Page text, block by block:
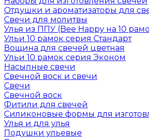
Отдушки и ароматизаторы для
Свечи для молитвы
Улья из ППУ (Bee Happy на 10
Ульи 10 рамок серия Стандарт
Вощина для свечей цветная
Ульи 10 рамок серия Эконом
Насыпные свечи
Свечной воск и свечи
Свечи
Свечной воск
Фитили для свечей
Силиконовые формы для
Улья и для улья
Подушки ульевые